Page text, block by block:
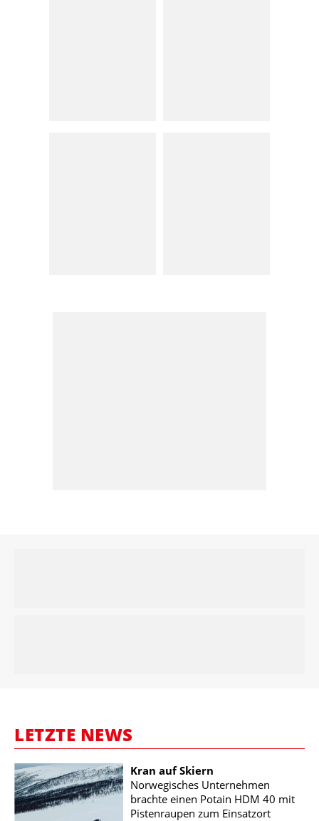
LETZTE NEWS
Kran auf Skiern
Norwegisches Unternehmen
brachte einen Potain HDM 40 mit
Pistenraupen zum Einsatzort